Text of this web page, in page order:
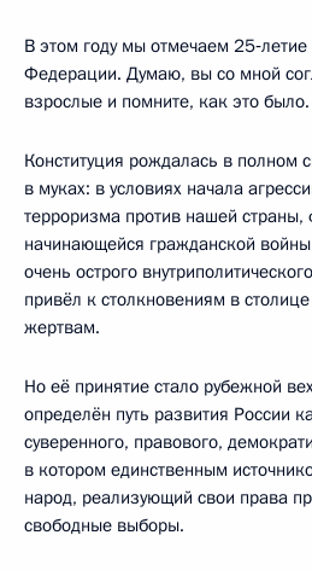
В этом году мы отмечаем 25‑летие
Федерации. Думаю, вы со мной
взрослые и помните, как это было.
Конституция рождалась в полном
в муках: в условиях начала
терроризма против нашей страны,
начинающейся гражданской
очень острого
привёл к столкновениям в
жертвам.
Но её принятие стало рубежной
определён путь развития России
суверенного, правового,
в котором единственным
народ, реализующий свои права
свободные выборы.